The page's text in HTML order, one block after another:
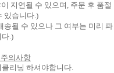
지연될 수 있으며, 주문 후 품절
있습니다.)
될 수 있으나 그 여부는 미리 파
.)
의사항
리닝 하셔야합니다.